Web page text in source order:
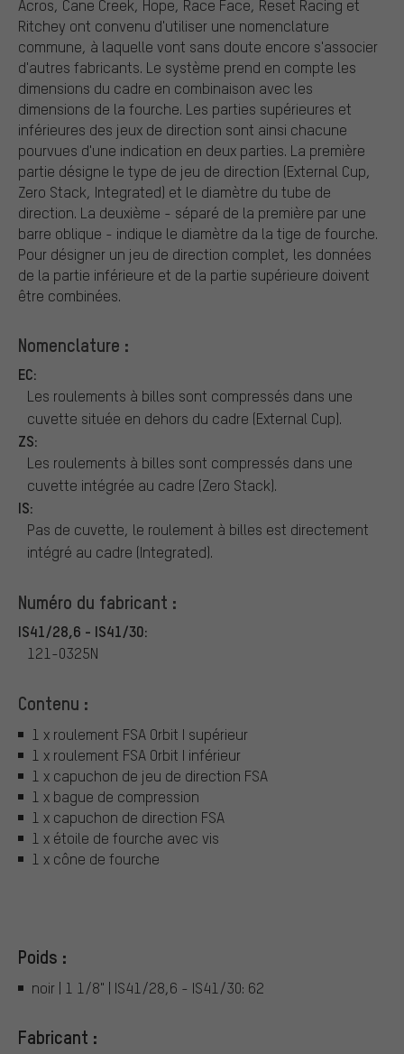
Acros, Cane Creek, Hope, Race Face, Reset Racing et
Ritchey ont convenu d'utiliser une nomenclature
commune, à laquelle vont sans doute encore s'associer
d'autres fabricants. Le système prend en compte les
dimensions du cadre en combinaison avec les
dimensions de la fourche. Les parties supérieures et
inférieures des jeux de direction sont ainsi chacune
pourvues d'une indication en deux parties. La première
partie désigne le type de jeu de direction (External Cup,
Zero Stack, Integrated) et le diamètre du tube de
direction. La deuxième - séparé de la première par une
barre oblique - indique le diamètre da la tige de fourche.
Pour désigner un jeu de direction complet, les données
de la partie inférieure et de la partie supérieure doivent
être combinées.
Nomenclature :
EC:
Les roulements à billes sont compressés dans une
cuvette située en dehors du cadre (External Cup).
ZS:
Les roulements à billes sont compressés dans une
cuvette intégrée au cadre (Zero Stack).
IS:
Pas de cuvette, le roulement à billes est directement
intégré au cadre (Integrated).
Numéro du fabricant :
IS41/28,6 - IS41/30:
121-0325N
Contenu :
1 x roulement FSA Orbit I supérieur
1 x roulement FSA Orbit I inférieur
1 x capuchon de jeu de direction FSA
1 x bague de compression
1 x capuchon de direction FSA
1 x étoile de fourche avec vis
1 x cône de fourche
Poids :
noir | 1 1/8" | IS41/28,6 - IS41/30: 62
Fabricant :